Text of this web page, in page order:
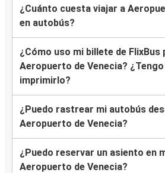
Aeropuerto de Venecia
Aeropuerto de Venecia
Pula
Aeropuerto de Venecia
Longarone
Aeropuerto de Venecia
Roma
¿Cuánto cuesta viajar a
en autobús?
¿Cómo uso mi billete de FlixBus
Aeropuerto de Venecia?
imprimirlo?
¿Puedo rastrear mi autobús
Aeropuerto de Venecia?
¿Puedo reservar un asiento en
Aeropuerto de Venecia?